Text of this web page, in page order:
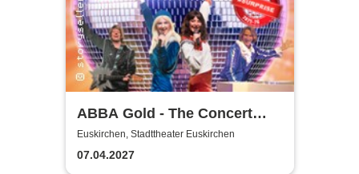
ABBA Gold - The Concert
Show #Emotion
Euskirchen, Stadttheater Euskirchen
07.04.2027